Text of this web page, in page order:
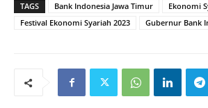
TAGS Bank Indonesia Jawa Timur
Ekonomi
Festival Ekonomi Syariah 2023
Gubernur Bank